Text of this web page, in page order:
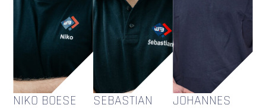
NIKO BOESE
SEBASTIAN
JOHANNES